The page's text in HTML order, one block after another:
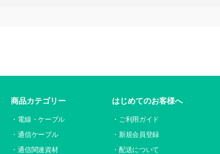
商品カテゴリー
電線・ケーブル
通信ケーブル
通信関連資材
はじめてのお客様へ
ご利用ガイド
新規会員登録
配送について